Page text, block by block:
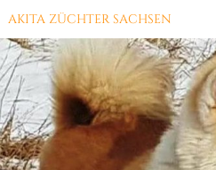
AKITA ZÜCHTER SACHSEN